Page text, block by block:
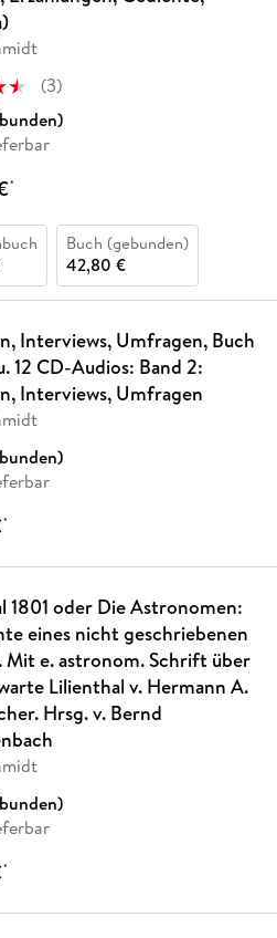
(3)
*
Buch (gebunden)
42,80 €
Interviews, Umfragen, Buch
12 CD-Audios: Band 2:
Interviews, Umfragen
*
1801 oder Die Astronomen:
eines nicht geschriebenen
Mit e. astronom. Schrift über
Lilienthal v. Hermann A.
Hrsg. v. Bernd
*